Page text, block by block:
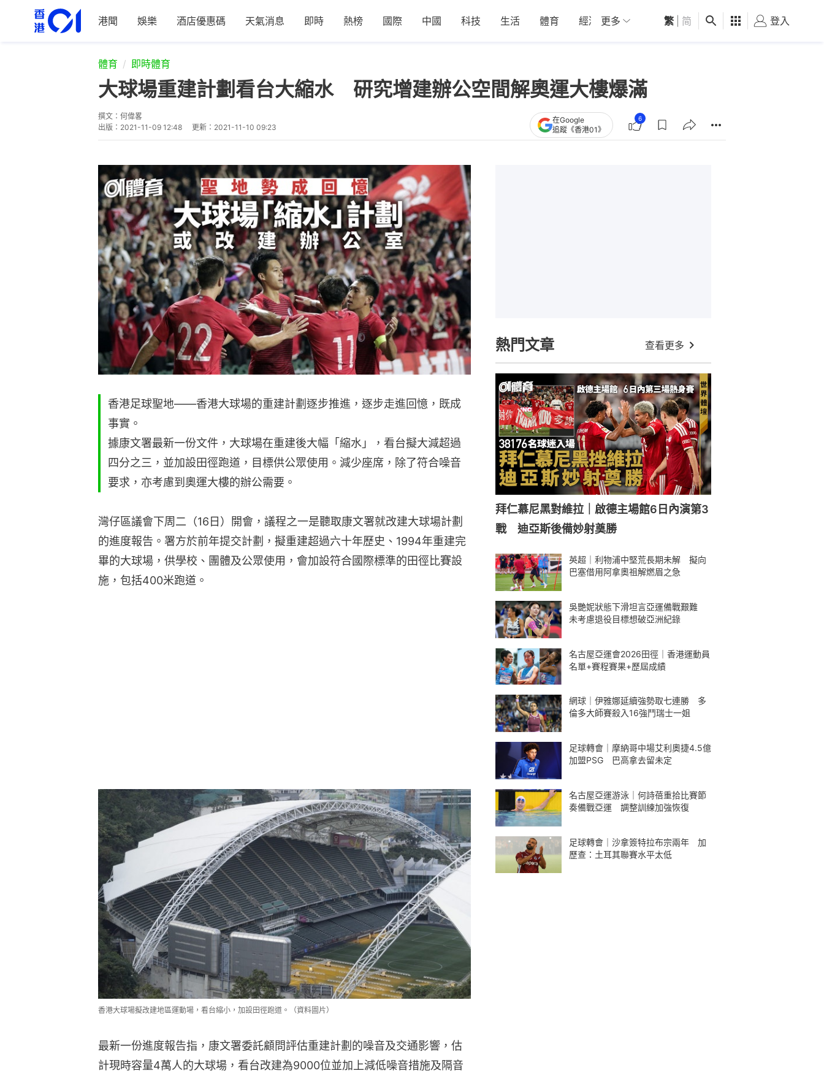
港聞 娛樂 酒店優惠碼 天氣消息 即時 熱榜 國際 中國 科技 生活 體育 經濟 01深圳 觀點 健康 好食玩飛
更多 繁 简 登入
體育 即時體育
大球場重建計劃看台大縮水 研究增建辦公空間解奧運大樓爆滿
撰文： 何偉畧
出版： 2021-11-09 12:48 更新： 2021-11-10 09:23
在Google
追蹤《香港01》
6
香港足球聖地——香港大球場的重建計劃逐步推進，逐步走進回憶，既成
事實。
據康文署最新一份文件，大球場在重建後大幅「縮水」，看台擬大減超過
四分之三，並加設田徑跑道，目標供公眾使用。減少座席，除了符合噪音
要求，亦考慮到奧運大樓的辦公需要。
灣仔區議會下周二（16日）開會，議程之一是聽取康文署就改建大球場計劃
的進度報告。署方於前年提交計劃，擬重建超過六十年歷史、1994年重建完
畢的大球場，供學校、團體及公眾使用，會加設符合國際標準的田徑比賽設
施，包括400米跑道。
香港大球場擬改建地區運動場，看台縮小，加設田徑跑道。（資料圖片）
最新一份進度報告指，康文署委託顧問評估重建計劃的噪音及交通影響，估
計現時容量4萬人的大球場，看台改建為9000位並加上減低噪音措施及隔音
熱門文章 查看更多
拜仁慕尼黑對維拉｜啟德主場館6日內演第3
戰 迪亞斯後備妙射奠勝
英超｜利物浦中堅荒長期未解 擬向
巴塞借用阿拿奧祖解燃眉之急
吳艷妮狀態下滑坦言亞運備戰艱難
未考慮退役目標想破亞洲紀錄
名古屋亞運會2026田徑｜香港運動員
名單+賽程賽果+歷屆成績
網球｜伊雅娜延續強勢取七連勝 多
倫多大師賽殺入16強鬥瑞士一姐
足球轉會｜摩納哥中場艾利奧捷4.5億
加盟PSG 巴高拿去留未定
名古屋亞運游泳｜何詩蓓重拾比賽節
奏備戰亞運 調整訓練加強恢復
足球轉會｜沙拿簽特拉布宗兩年 加
歷查：土耳其聯賽水平太低